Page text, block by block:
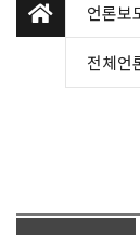
언론보
전체언